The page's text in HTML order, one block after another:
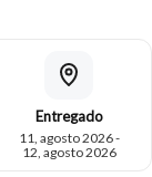
Entregado
11, agosto 2026 -
12, agosto 2026